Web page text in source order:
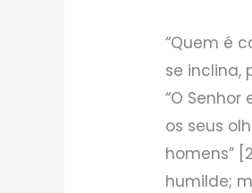
“Quem é
se inclina,
“O
os seus
homens”
humilde;